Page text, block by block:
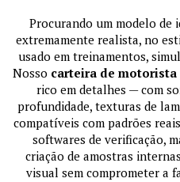
Procurando um modelo de
extremamente realista, no
usado em treinamentos,
Nosso carteira de
rico em detalhes — com
profundidade, texturas de
compatíveis com padrões
softwares de verificação,
criação de amostras
visual sem comprometer a